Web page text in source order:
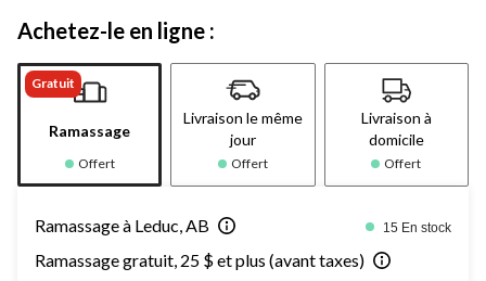
Achetez-le en ligne :
Gratuit
Ramassage
Offert
Livraison le même
jour
Offert
Livraison à
domicile
Offert
Ramassage à Leduc, AB 15 En stock
Ramassage gratuit, 25 $ et plus (avant taxes)